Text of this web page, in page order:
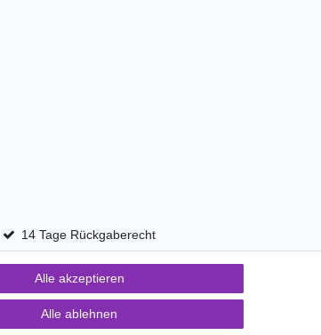
14 Tage Rückgaberecht
Alle akzeptieren
Alle ablehnen